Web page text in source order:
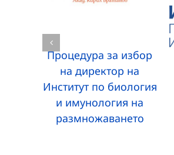
Процедура за избор
на директор на
Институт по биология
и имунология на
размножаването